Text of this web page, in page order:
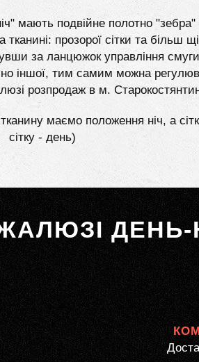
мають подвійне полотно "зебра"
прозорої сітки та більш
за ланцюжок управління смуги
іншої, тим самим можна
розпродаж в м.
маємо положення ніч, а
сітку - день)
ДЕНЬ-